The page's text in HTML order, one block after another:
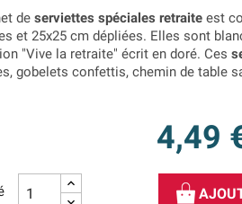
de serviettes spéciales retraite est
et 25x25 cm dépliées. Elles sont
"Vive la retraite" écrit en doré. Ces
gobelets confettis, chemin de table
4,49